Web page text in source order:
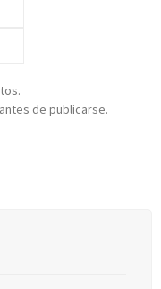
de publicarse.